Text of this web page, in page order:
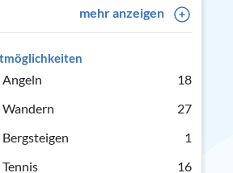
mehr anzeigen
Angeln
18
Wandern
27
Bergsteigen
1
Tennis
16